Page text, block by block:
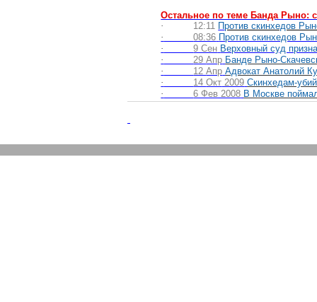
Остальное по теме Банда Рыно:
·
12:11 Против скинхедов
·
08:36 Против скинхедов
·
9 Сен Верховный суд
·
29Апр Банде Рыно-
·
12Апр Адвокат Анатолий
·
14Окт 2009 Скинхедам-
·
6 Фев 2008 В Москве